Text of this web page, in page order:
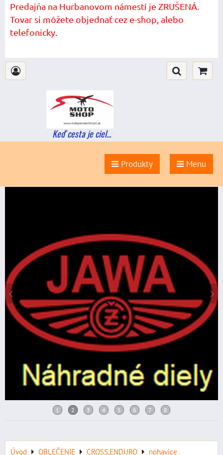
Predajňa na Hurbanovom námestí je ZRUŠENÁ.
Tovar si môžete objednať cez e-shop, alebo
telefonicky.
Keď cesta je ciel...
Produkty Menu
Úvod OBLEČENIE CROSS,ENDURO nohavice